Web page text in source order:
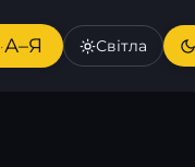
·А–Я Світла